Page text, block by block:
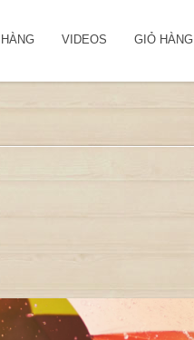
VIDEOS GIỎ HÀNG